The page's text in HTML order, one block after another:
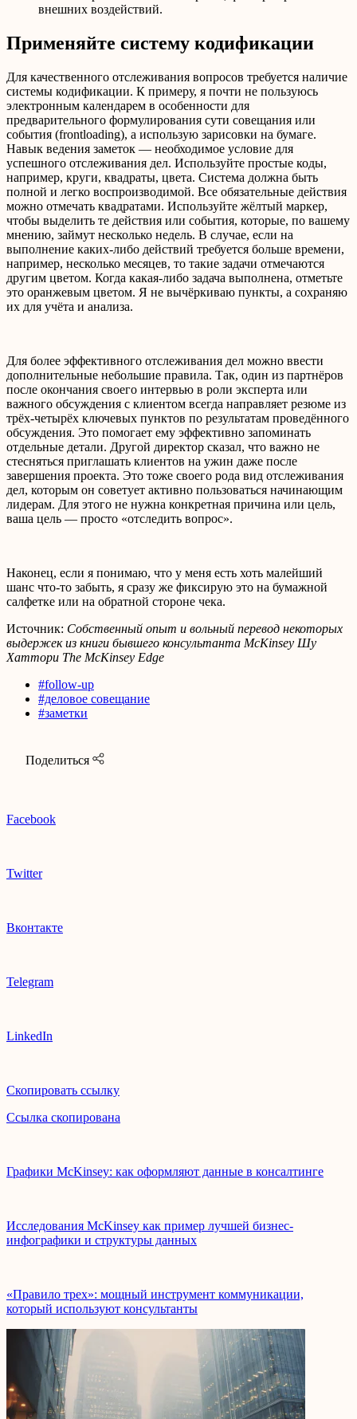
внешних воздействий.
Применяйте систему кодификации
Для качественного отслеживания вопросов требуется наличие
системы кодификации. К примеру, я почти не пользуюсь
электронным календарем в особенности для
предварительного формулирования сути совещания или
события (frontloading), а использую зарисовки на бумаге.
Навык ведения заметок — необходимое условие для
успешного отслеживания дел. Используйте простые коды,
например, круги, квадраты, цвета. Система должна быть
полной и легко воспроизводимой. Все обязательные действия
можно отмечать квадратами. Используйте жёлтый маркер,
чтобы выделить те действия или события, которые, по вашему
мнению, займут несколько недель. В случае, если на
выполнение каких-либо действий требуется больше времени,
например, несколько месяцев, то такие задачи отмечаются
другим цветом. Когда какая-либо задача выполнена, отметьте
это оранжевым цветом. Я не вычёркиваю пункты, а сохраняю
их для учёта и анализа.
Для более эффективного отслеживания дел можно ввести
дополнительные небольшие правила. Так, один из партнёров
после окончания своего интервью в роли эксперта или
важного обсуждения с клиентом всегда направляет резюме из
трёх-четырёх ключевых пунктов по результатам проведённого
обсуждения. Это помогает ему эффективно запоминать
отдельные детали. Другой директор сказал, что важно не
стесняться приглашать клиентов на ужин даже после
завершения проекта. Это тоже своего рода вид отслеживания
дел, которым он советует активно пользоваться начинающим
лидерам. Для этого не нужна конкретная причина или цель,
ваша цель — просто «отследить вопрос».
Наконец, если я понимаю, что у меня есть хоть малейший
шанс что-то забыть, я сразу же фиксирую это на бумажной
салфетке или на обратной стороне чека.
Источник: Собственный опыт и вольный перевод некоторых
выдержек из книги бывшего консультанта McKinsey Шу
Хаттори The McKinsey Edge
#follow-up
#деловое совещание
#заметки
Поделиться
Facebook
Twitter
Вконтакте
Telegram
LinkedIn
Скопировать ссылку
Ссылка скопирована
Графики McKinsey: как оформляют данные в консалтинге
Исследования McKinsey как пример лучшей бизнес-
инфографики и структуры данных
«Правило трех»: мощный инструмент коммуникации,
который используют консультанты